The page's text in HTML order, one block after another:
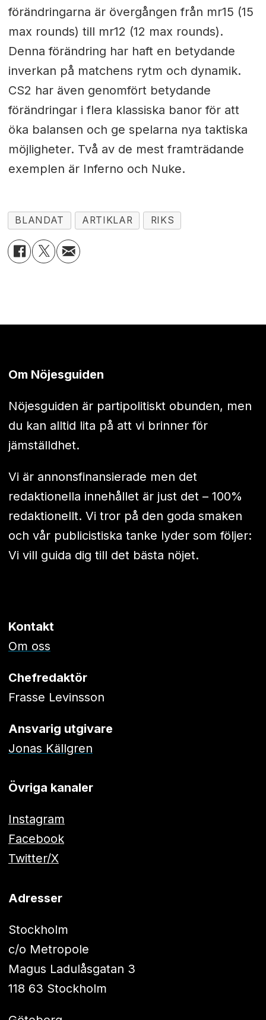
förändringarna är övergången från mr15 (15
max rounds) till mr12 (12 max rounds).
Denna förändring har haft en betydande
inverkan på matchens rytm och dynamik.
CS2 har även genomfört betydande
förändringar i flera klassiska banor för att
öka balansen och ge spelarna nya taktiska
möjligheter. Två av de mest framträdande
exemplen är Inferno och Nuke.
BLANDAT ARTIKLAR RIKS
Om Nöjesguiden
Nöjesguiden är partipolitiskt obunden, men
du kan alltid lita på att vi brinner för
jämställdhet.
Vi är annonsfinansierade men det
redaktionella innehållet är just det – 100%
redaktionellt. Vi tror på den goda smaken
och vår publicistiska tanke lyder som följer:
Vi vill guida dig till det bästa nöjet.
Kontakt
Om oss
Chefredaktör
Frasse Levinsson
Ansvarig utgivare
Jonas Källgren
Övriga kanaler
Instagram
Facebook
Twitter/X
Adresser
Stockholm
c/o Metropole
Magus Ladulåsgatan 3
118 63 Stockholm